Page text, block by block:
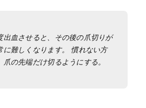
出血させると、その後の爪切りが
に難しくなります。 慣れない方
爪の先端だけ切るようにする。